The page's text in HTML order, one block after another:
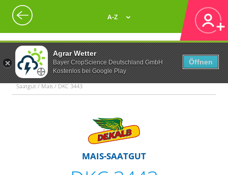
Agrar Wetter
Bayer CropScience Deutschland GmbH
Kostenlos bei Google Play
Öffnen
A-Z
Saatgut / Mais / DKC 3443
MAIS-SAATGUT